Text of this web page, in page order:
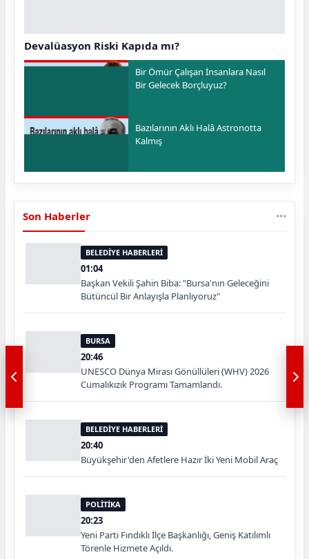
Devalüasyon Riski Kapıda mı?
Bir Ömür Çalışan İnsanlara Nasıl
Bir Gelecek Borçluyuz?
Bazılarının Aklı Halâ Astronotta
Kalmış
Son Haberler
BELEDİYE HABERLERİ
01:04
Başkan Vekili Şahin Biba: "Bursa'nın Geleceğini
Bütüncül Bir Anlayışla Planlıyoruz"
BURSA
20:46
UNESCO Dünya Mirası Gönüllüleri (WHV) 2026
Cumalıkızık Programı Tamamlandı.
BELEDİYE HABERLERİ
20:40
Büyükşehir'den Afetlere Hazır İki Yeni Mobil Araç
POLİTİKA
20:23
Yeni Parti Fındıklı İlçe Başkanlığı, Geniş Katılımlı
Törenle Hizmete Açıldı.